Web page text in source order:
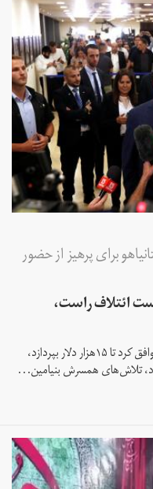
برای پرهیز از حضور
ائتلاف راست،
تنها ساعاتی پس از آنکه سارا نتانیاهو با دادگاه توافق کرد تا ۱۵هزار دلار بپردازد،
تلاش‌های همسرش بنیامین...